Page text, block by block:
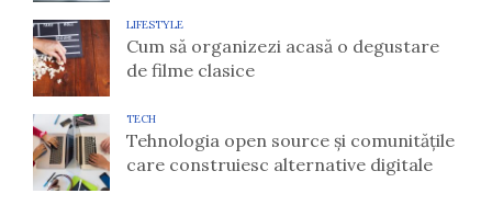
LIFESTYLE
Cum să organizezi acasă o degustare
de filme clasice
TECH
Tehnologia open source și comunitățile
care construiesc alternative digitale